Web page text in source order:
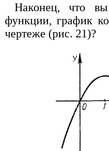
Наконец, что
функции, график
чертеже (рис. 21)?